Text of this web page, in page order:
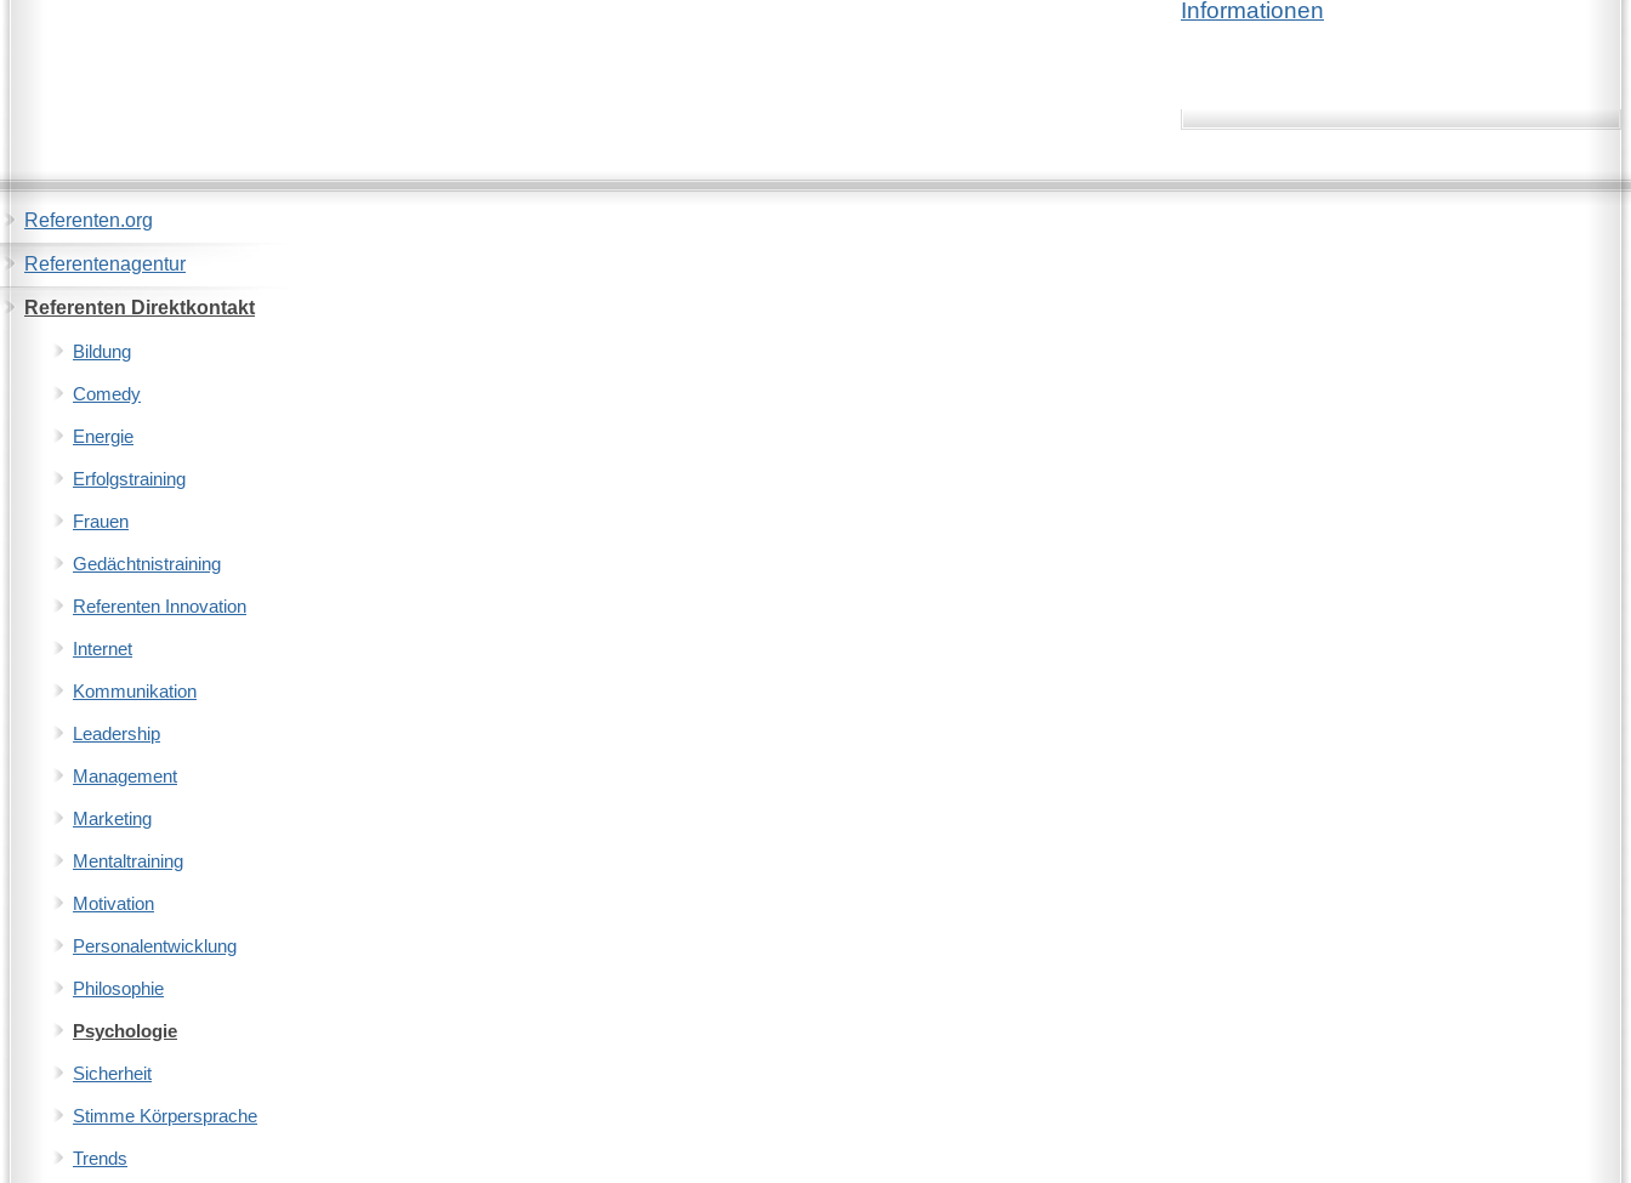
Informationen
Referenten.org
Referentenagentur
Referenten Direktkontakt
Bildung
Comedy
Energie
Erfolgstraining
Frauen
Gedächtnistraining
Referenten Innovation
Internet
Kommunikation
Leadership
Management
Marketing
Mentaltraining
Motivation
Personalentwicklung
Philosophie
Psychologie
Sicherheit
Stimme Körpersprache
Trends